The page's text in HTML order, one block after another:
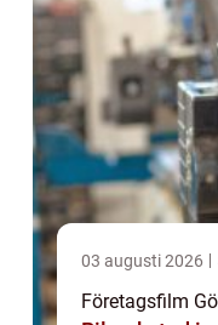
03 augusti 2026
Företagsfilm